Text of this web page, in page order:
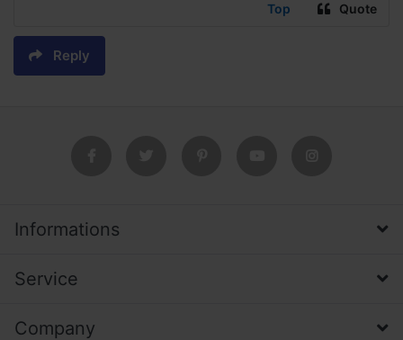
Top Quote
Reply
Informations
Service
Company